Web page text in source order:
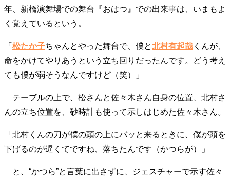
年、新橋演舞場での舞台『おはつ』での出来事は、いまもよ
く覚えているという。
「 松たか子ちゃんとやった舞台で、僕と北村有起哉 くんが、
命をかけてやりあうという立ち回りだったんです。どう考え
ても僕が弱そうなんですけど（笑）」
テーブルの上で、松さんと佐々木さん自身の位置、北村さ
んの立ち位置を、砂時計も使って示しはじめた佐々木さん。
「北村くんの刀が僕の頭の上にバッと来るときに、僕が頭を
下げるのが遅くてですね、落ちたんです（かつらが）」
と、“かつら”と言葉に出さずに、ジェスチャーで示す佐々